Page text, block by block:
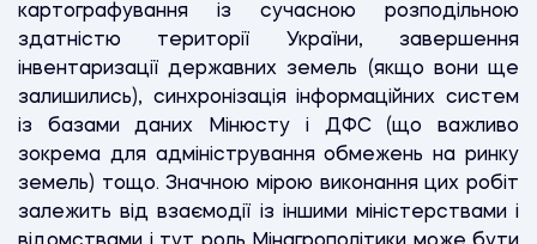
картографування із сучасною розподільною
здатністю території України, завершення
інвентаризації державних земель (якщо вони ще
залишились), синхронізація інформаційних систем
із базами даних Мінюсту і ДФС (що важливо
зокрема для адміністрування обмежень на ринку
земель) тощо. Значною мірою виконання цих робіт
залежить від взаємодії із іншими міністерствами і